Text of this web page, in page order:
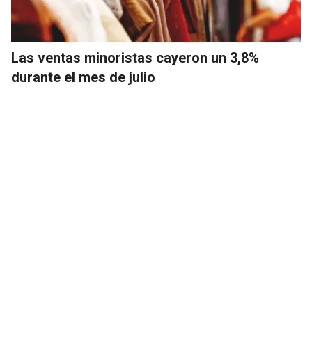
Las ventas minoristas cayeron un 3,8%
durante el mes de julio